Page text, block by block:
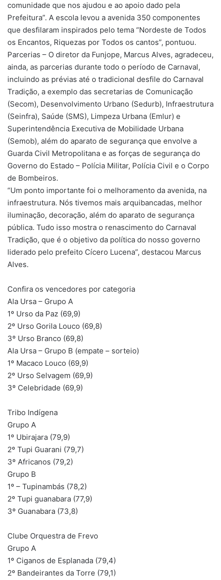
comunidade que nos ajudou e ao apoio dado pela
Prefeitura”. A escola levou a avenida 350 componentes
que desfilaram inspirados pelo tema “Nordeste de Todos
os Encantos, Riquezas por Todos os cantos”, pontuou.
Parcerias – O diretor da Funjope, Marcus Alves, agradeceu,
ainda, as parcerias durante todo o período de Carnaval,
incluindo as prévias até o tradicional desfile do Carnaval
Tradição, a exemplo das secretarias de Comunicação
(Secom), Desenvolvimento Urbano (Sedurb), Infraestrutura
(Seinfra), Saúde (SMS), Limpeza Urbana (Emlur) e
Superintendência Executiva de Mobilidade Urbana
(Semob), além do aparato de segurança que envolve a
Guarda Civil Metropolitana e as forças de segurança do
Governo do Estado – Polícia Militar, Polícia Civil e o Corpo
de Bombeiros.
“Um ponto importante foi o melhoramento da avenida, na
infraestrutura. Nós tivemos mais arquibancadas, melhor
iluminação, decoração, além do aparato de segurança
pública. Tudo isso mostra o renascimento do Carnaval
Tradição, que é o objetivo da política do nosso governo
liderado pelo prefeito Cícero Lucena”, destacou Marcus
Alves.
Confira os vencedores por categoria
Ala Ursa – Grupo A
1º Urso da Paz (69,9)
2º Urso Gorila Louco (69,8)
3º Urso Branco (69,8)
Ala Ursa – Grupo B (empate – sorteio)
1º Macaco Louco (69,9)
2º Urso Selvagem (69,9)
3º Celebridade (69,9)
Tribo Indígena
Grupo A
1º Ubirajara (79,9)
2º Tupi Guarani (79,7)
3º Africanos (79,2)
Grupo B
1º – Tupinambás (78,2)
2º Tupi guanabara (77,9)
3º Guanabara (73,8)
Clube Orquestra de Frevo
Grupo A
1º Ciganos de Esplanada (79,4)
2º Bandeirantes da Torre (79,1)